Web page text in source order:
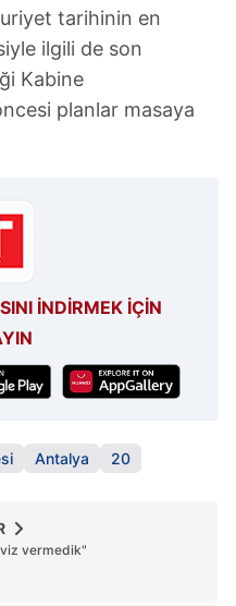
tarihinin en
ilgili de son
Kabine
planlar masaya
İNDİRMEK İÇİN
Antalya 20
vermedik"